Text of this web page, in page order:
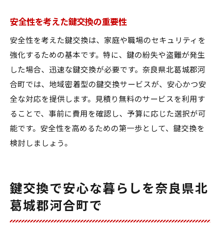
安全性を考えた鍵交換の重要性
安全性を考えた鍵交換は、家庭や職場のセキュリティを
強化するための基本です。特に、鍵の紛失や盗難が発生
した場合、迅速な鍵交換が必要です。奈良県北葛城郡河
合町では、地域密着型の鍵交換サービスが、安心かつ安
全な対応を提供します。見積り無料のサービスを利用す
ることで、事前に費用を確認し、予算に応じた選択が可
能です。安全性を高めるための第一歩として、鍵交換を
検討しましょう。
鍵交換で安心な暮らしを奈良県北
葛城郡河合町で